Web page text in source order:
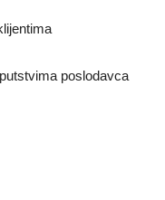
poslodavca